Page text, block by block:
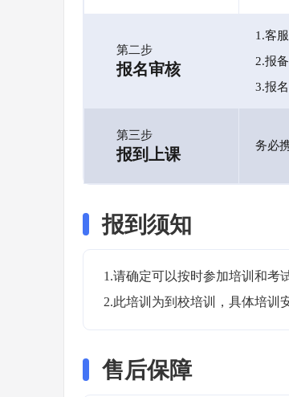
第二步
报名审核
1.客
2.报
3.报
第三步
报到上课 务必
报到须知
1.请确定可以按时参加培训和考
2.此培训为到校培训，具体培训
售后保障